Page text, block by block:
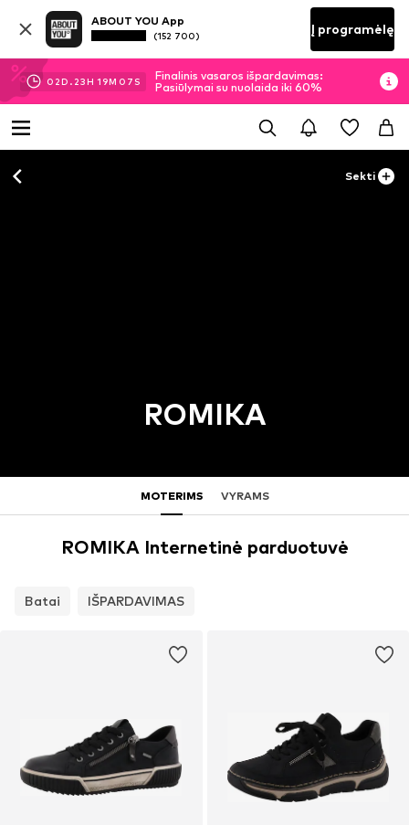
ABOUT YOU App
(152 700) Į programėlę
02D. 23H 19M 07 S
Finalinis vasaros išpardavimas:
Pasiūlymai su nuolaida iki 60%
Sekti
ROMIKA
MOTERIMS VYRAMS
ROMIKA Internetinė parduotuvė
Batai IŠPARDAVIMAS